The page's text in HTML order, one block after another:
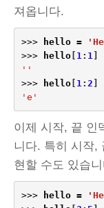
져옵니다.
>>> hello =
>>>
hello[ 1 : 1 ]
''
>>>
hello[ 1 : 2 ]
'e'
이제 시작, 끝 인
니다. 특히 시작,
현할 수도 있습
>>> hello =